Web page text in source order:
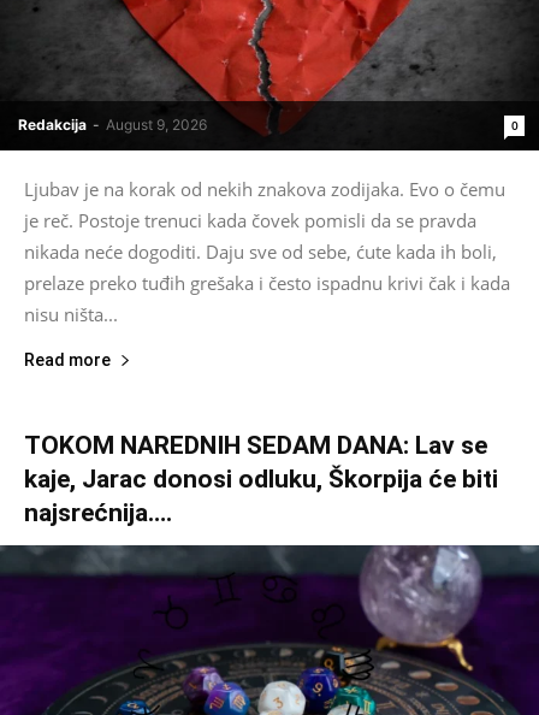
Redakcija - August 9, 2026 0
Ljubav je na korak od nekih znakova zodijaka. Evo o čemu
je reč. Postoje trenuci kada čovek pomisli da se pravda
nikada neće dogoditi. Daju sve od sebe, ćute kada ih boli,
prelaze preko tuđih grešaka i često ispadnu krivi čak i kada
nisu ništa...
Read more
TOKOM NAREDNIH SEDAM DANA: Lav se
kaje, Jarac donosi odluku, Škorpija će biti
najsrećnija….